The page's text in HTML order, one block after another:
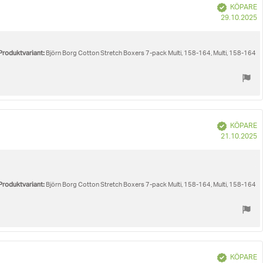
Bekräftad
KÖPARE
29.10.2025
Björn Borg Cotton Stretch Boxers 7-pack Multi, 158-164, Multi, 158-164
Bekräftad
KÖPARE
21.10.2025
Björn Borg Cotton Stretch Boxers 7-pack Multi, 158-164, Multi, 158-164
Bekräftad
KÖPARE